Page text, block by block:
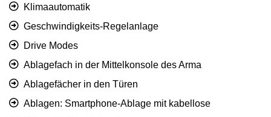
Klimaautomatik
Geschwindigkeits-Regelanlage
Drive Modes
Ablagefach in der Mittelkonsole des Arma
Ablagefächer in den Türen
Ablagen: Smartphone-Ablage mit kabellose